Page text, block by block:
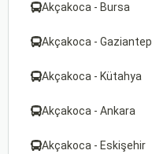
Akçakoca - Bursa
Akçakoca - Gaziantep
Akçakoca - Kütahya
Akçakoca - Ankara
Akçakoca - Eskişehir